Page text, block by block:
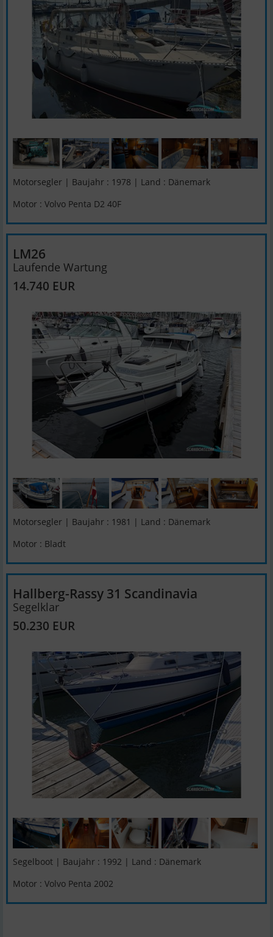
Motorsegler | Baujahr : 1978 | Land : Dänemark
Motor : Volvo Penta D2 40F
LM26
Laufende Wartung
14.740 EUR
Motorsegler | Baujahr : 1981 | Land : Dänemark
Motor : Bladt
Hallberg-Rassy 31 Scandinavia
Segelklar
50.230 EUR
Segelboot | Baujahr : 1992 | Land : Dänemark
Motor : Volvo Penta 2002